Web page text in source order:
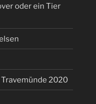
oder ein Tier
Travemünde 2020